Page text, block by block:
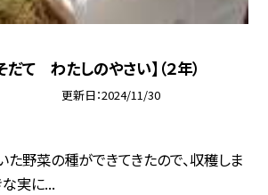
だて わたしのやさい】（２年）
更新日 2024/11/30
た野菜の種ができてきたので、収穫しま
な実に...